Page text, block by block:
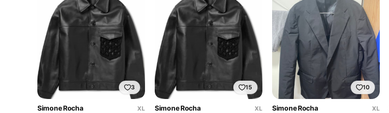
3
Simone Rocha
XL
15
Simone Rocha
XL
10
Simone Rocha
XL